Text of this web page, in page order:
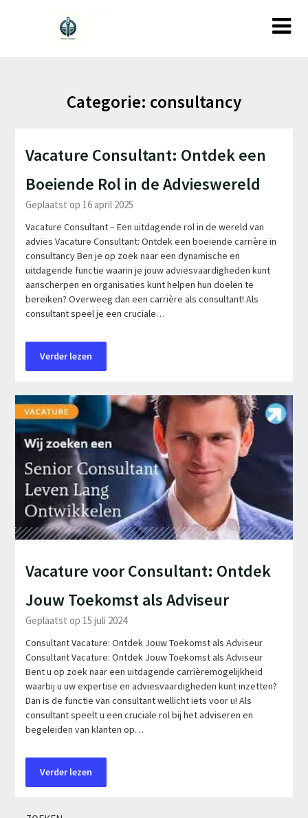
Categorie: consultancy
Vacature Consultant: Ontdek een
Boeiende Rol in de Advieswereld
Geplaatst op 16 april 2025
Vacature Consultant – Een uitdagende rol in de wereld van
advies Vacature Consultant: Ontdek een boeiende carrière in
consultancy Ben je op zoek naar een dynamische en
uitdagende functie waarin je jouw adviesvaardigheden kunt
aanscherpen en organisaties kunt helpen hun doelen te
bereiken? Overweeg dan een carrière als consultant! Als
consultant speel je een cruciale…
Verder lezen
Vacature voor Consultant: Ontdek
Jouw Toekomst als Adviseur
Geplaatst op 15 juli 2024
Consultant Vacature: Ontdek Jouw Toekomst als Adviseur
Consultant Vacature: Ontdek Jouw Toekomst als Adviseur
Bent u op zoek naar een uitdagende carrièremogelijkheid
waarbij u uw expertise en adviesvaardigheden kunt inzetten?
Dan is de functie van consultant wellicht iets voor u! Als
consultant speelt u een cruciale rol bij het adviseren en
begeleiden van klanten op…
Verder lezen